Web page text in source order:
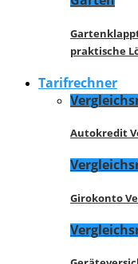
praktische
Tarifrechner
Autokredit
Girokonto